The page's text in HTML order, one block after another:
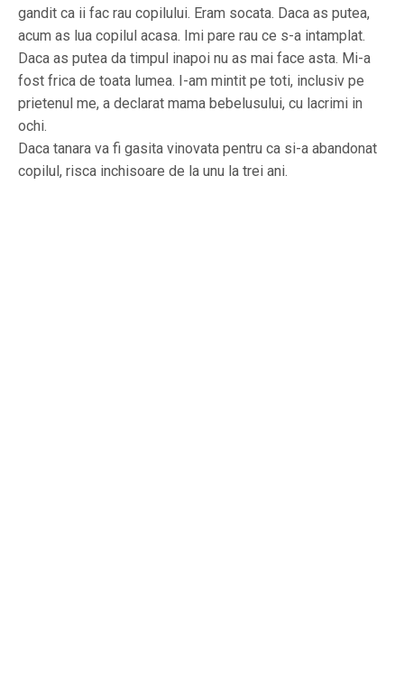
gandit ca ii fac rau copilului. Eram socata. Daca as putea,
acum as lua copilul acasa. Imi pare rau ce s-a intamplat.
Daca as putea da timpul inapoi nu as mai face asta. Mi-a
fost frica de toata lumea. I-am mintit pe toti, inclusiv pe
prietenul me, a declarat mama bebelusului, cu lacrimi in
ochi.
Daca tanara va fi gasita vinovata pentru ca si-a abandonat
copilul, risca inchisoare de la unu la trei ani.